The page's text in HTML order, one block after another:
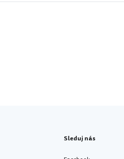
Sleduj nás